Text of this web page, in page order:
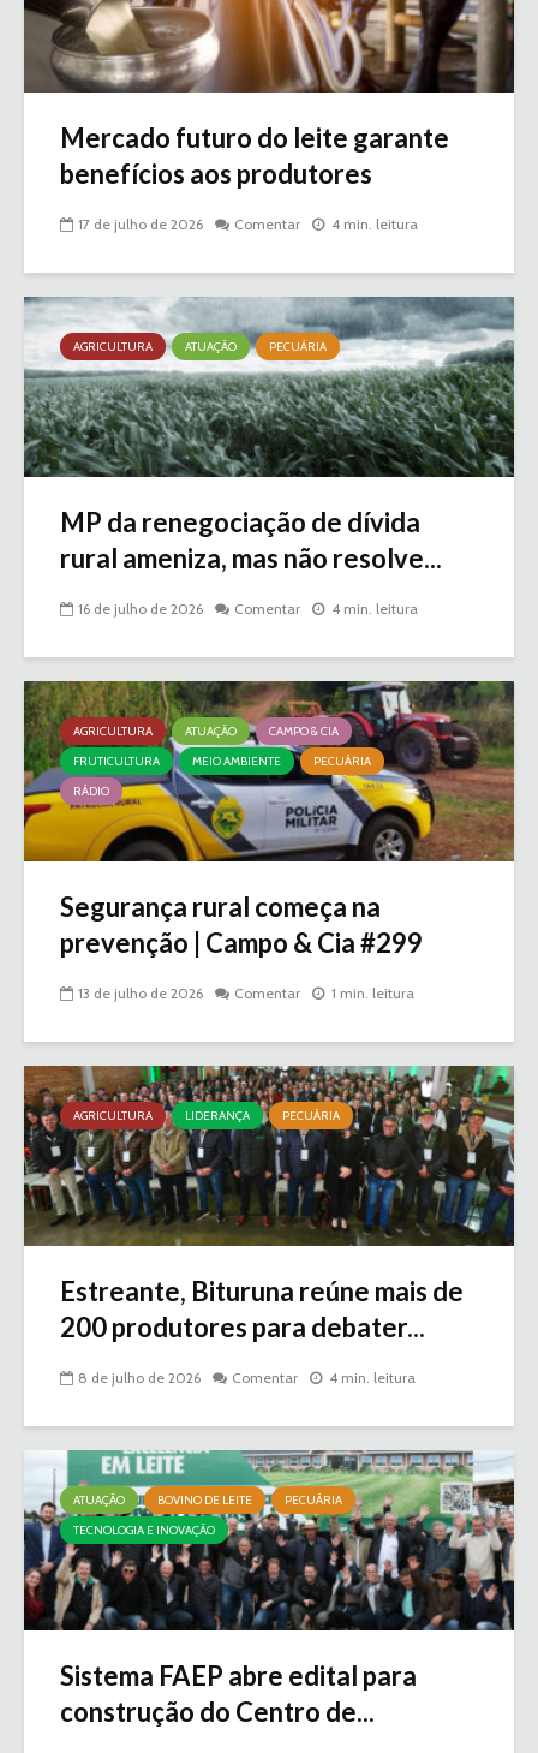
Mercado futuro do leite garante
benefícios aos produtores
17 de julho de 2026 Comentar 4 min. leitura
AGRICULTURA ATUAÇÃO PECUÁRIA
MP da renegociação de dívida
rural ameniza, mas não resolve...
16 de julho de 2026 Comentar 4 min. leitura
AGRICULTURA ATUAÇÃO
CAMPO & CIA
FRUTICULTURA
MEIO AMBIENTE
PECUÁRIA
RÁDIO
Segurança rural começa na
prevenção | Campo & Cia #299
13 de julho de 2026 Comentar 1 min. leitura
AGRICULTURA LIDERANÇA PECUÁRIA
Estreante, Bituruna reúne mais de
200 produtores para debater...
8 de julho de 2026 Comentar 4 min. leitura
ATUAÇÃO BOVINO DE LEITE
PECUÁRIA
TECNOLOGIA E INOVAÇÃO
Sistema FAEP abre edital para
construção do Centro de...